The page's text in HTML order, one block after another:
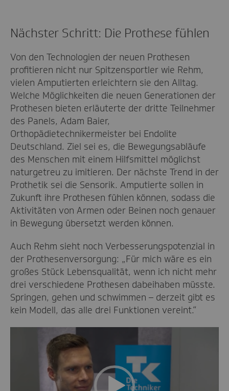
Nächster Schritt: Die Prothese fühlen
Von den Technologien der neuen Prothesen
profitieren nicht nur Spitzensportler wie Rehm,
vielen Amputierten erleichtern sie den Alltag.
Welche Möglichkeiten die neuen Generationen der
Prothesen bieten erläuterte der dritte Teilnehmer
des Panels, Adam Baier,
Orthopädietechnikermeister bei Endolite
Deutschland. Ziel sei es, die Bewegungsabläufe
des Menschen mit einem Hilfsmittel möglichst
naturgetreu zu imitieren. Der nächste Trend in der
Prothetik sei die Sensorik. Amputierte sollen in
Zukunft ihre Prothesen fühlen können, sodass die
Aktivitäten von Armen oder Beinen noch genauer
in Bewegung übersetzt werden können.
Auch Rehm sieht noch Verbesserungspotenzial in
der Prothesenversorgung: „Für mich wäre es ein
großes Stück Lebensqualität, wenn ich nicht mehr
drei verschiedene Prothesen dabeihaben müsste.
Springen, gehen und schwimmen – derzeit gibt es
kein Modell, das alle drei Funktionen vereint.“